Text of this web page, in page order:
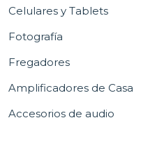
Celulares y Tablets
Fotografía
Fregadores
Amplificadores de Casa
Accesorios de audio